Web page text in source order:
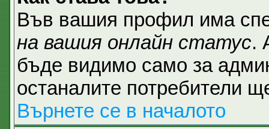
Във вашия профил има
на вашия онлайн статус.
бъде видимо само за
останалите потребители
Върнете се в началото